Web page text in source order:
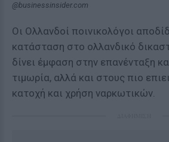
@businessinsider.com
Οι Ολλανδοί ποινικολόγοι
κατάσταση στο ολλανδικό
δίνει έμφαση στην επανένταξη
τιμωρία, αλλά και στους πιο
κατοχή και χρήση ναρκωτικών.